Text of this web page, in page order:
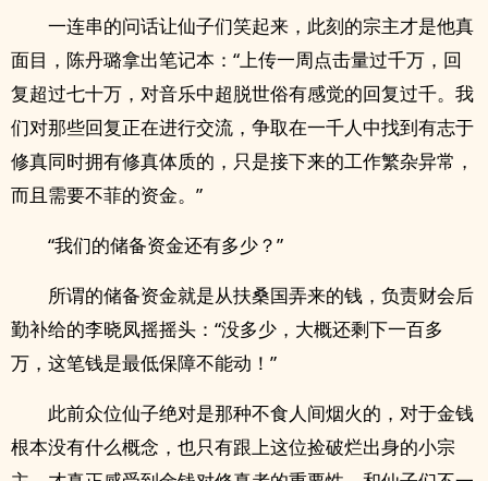
一连串的问话让仙子们笑起来，此刻的宗主才是他真
面目，陈丹璐拿出笔记本：“上传一周点击量过千万，回
复超过七十万，对音乐中超脱世俗有感觉的回复过千。我
们对那些回复正在进行交流，争取在一千人中找到有志于
修真同时拥有修真体质的，只是接下来的工作繁杂异常，
而且需要不菲的资金。”
“我们的储备资金还有多少？”
所谓的储备资金就是从扶桑国弄来的钱，负责财会后
勤补给的李晓凤摇摇头：“没多少，大概还剩下一百多
万，这笔钱是最低保障不能动！”
此前众位仙子绝对是那种不食人间烟火的，对于金钱
根本没有什么概念，也只有跟上这位捡破烂出身的小宗